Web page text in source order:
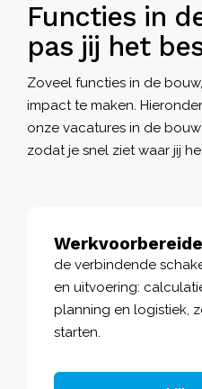
Functies in
pas jij het
Zoveel functies in de
impact te maken.
onze vacatures in de
zodat je snel ziet waar jij
de verbindende
en uitvoering:
planning en logistiek,
starten.